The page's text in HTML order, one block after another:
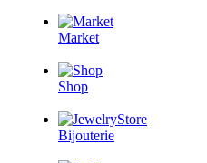
Market
Shop
Bijouterie